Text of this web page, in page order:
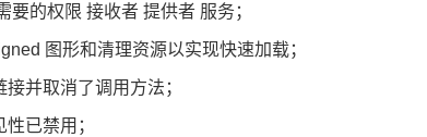
要的权限 接收者 提供者 服务；
图形和清理资源以实现快速加载；
并取消了调用方法；
已禁用；